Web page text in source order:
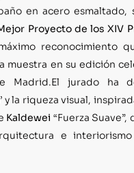
en acero esmaltado,
Proyecto de los XIV
reconocimiento
muestra en su edición
Madrid.El jurado ha
y la riqueza visual,
Kaldewei “Fuerza
e interiorismo